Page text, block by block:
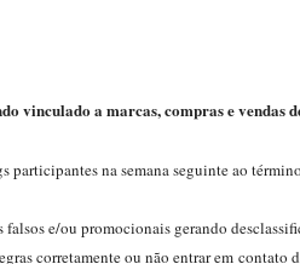
vinculado a marcas, compras e vendas
na semana seguinte ao
e/ou promocionais gerando
corretamente ou não entrar em contato